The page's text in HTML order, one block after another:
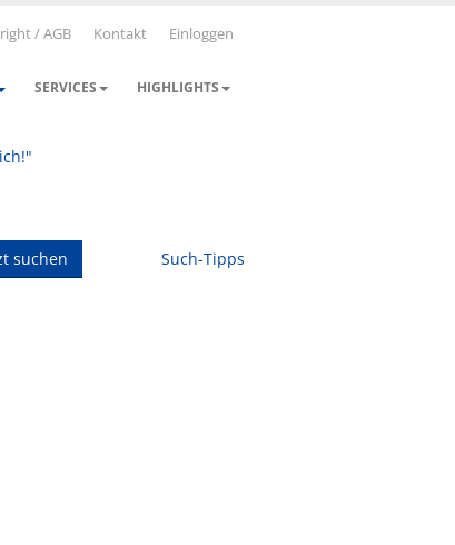
/ AGB Kontakt Einloggen
SERVICES HIGHLIGHTS
suchen Such-Tipps